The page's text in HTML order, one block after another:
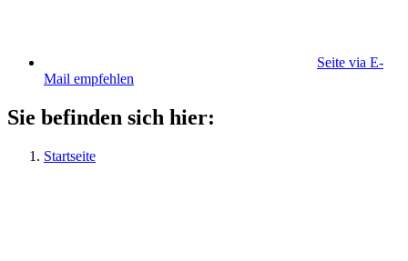
Seite via E-
Mail empfehlen
Sie befinden sich hier:
Startseite